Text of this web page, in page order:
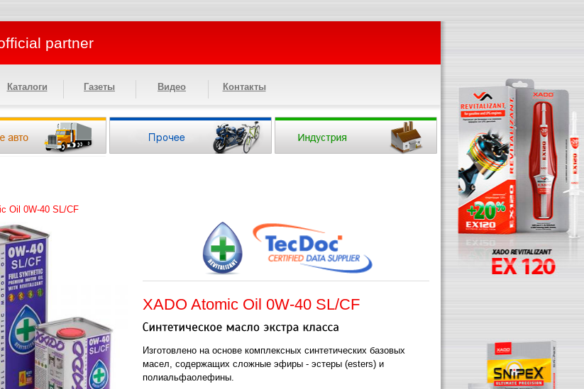
partner
Каталоги Газеты Видео Контакты
Oil 0W-40 SL/CF
XADO Atomic Oil 0W-40 SL/CF
Изготовлено на основе комплексных синтетических базовых
масел, содержащих сложные эфиры - эстеры (esters) и
полиальфаолефины.